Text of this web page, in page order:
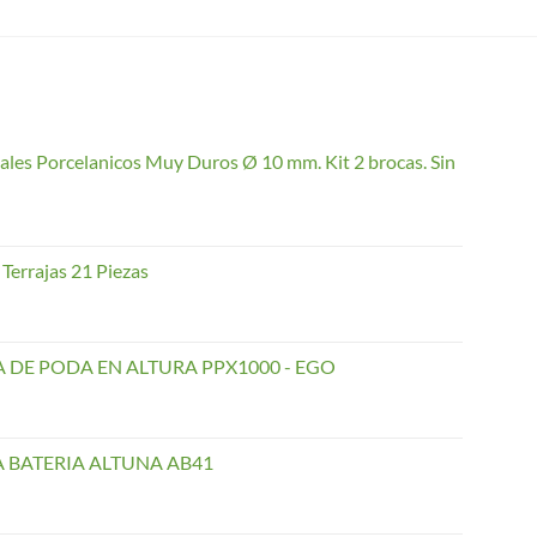
Porcelanicos Muy Duros Ø 10 mm. Kit 2 brocas. Sin
21 Piezas
DE PODA EN ALTURA PPX1000 - EGO
BATERIA ALTUNA AB41